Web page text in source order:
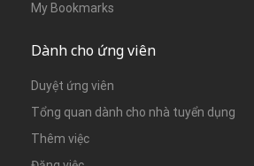
My Bookmarks
Dành cho ứng viên
Duyệt ứng viên
Tổng quan dành cho nhà tuyển dụng
Thêm việc